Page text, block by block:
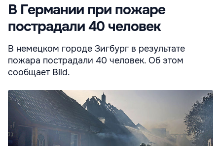
В Германии при пожаре
пострадали 40 человек
В немецком городе Зигбург в результате
пожара пострадали 40 человек. Об этом
сообщает Bild.